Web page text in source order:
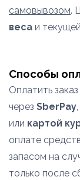
самовывозом.
веса и текущей
Способы
Оплатить
через SberPay,
или картой
оплате
запасом на
только после